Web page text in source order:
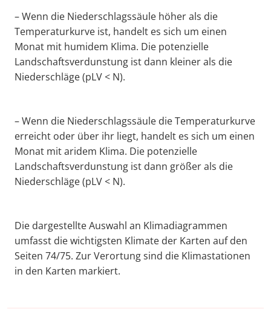
– Wenn die Niederschlagssäule höher als die
Temperaturkurve ist, handelt es sich um einen
Monat mit humidem Klima. Die potenzielle
Landschaftsverdunstung ist dann kleiner als die
Niederschläge (pLV < N).
– Wenn die Niederschlagssäule die Temperaturkurve
erreicht oder über ihr liegt, handelt es sich um einen
Monat mit aridem Klima. Die potenzielle
Landschaftsverdunstung ist dann größer als die
Niederschläge (pLV < N).
Die dargestellte Auswahl an Klimadiagrammen
umfasst die wichtigsten Klimate der Karten auf den
Seiten 74/75. Zur Verortung sind die Klimastationen
in den Karten markiert.